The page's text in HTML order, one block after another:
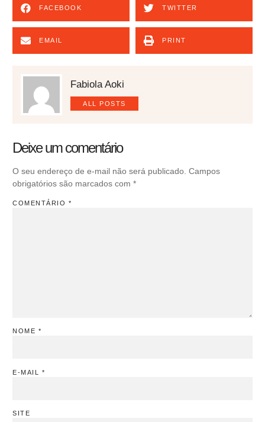
FACEBOOK TWITTER
EMAIL PRINT
Fabiola Aoki
ALL POSTS
Deixe um comentário
O seu endereço de e-mail não será publicado. Campos
obrigatórios são marcados com *
COMENTÁRIO *
NOME *
E-MAIL *
SITE